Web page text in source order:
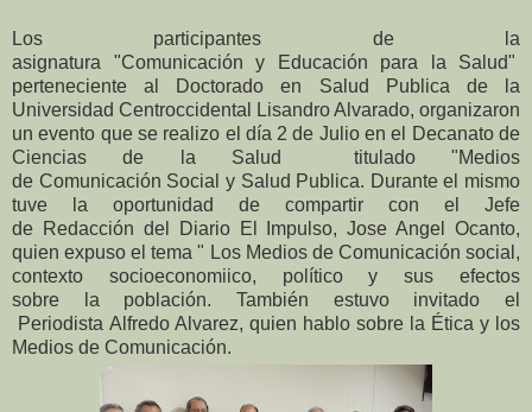
Los participantes de la
asignatura "Comunicación y Educación para la Salud"
perteneciente al Doctorado en Salud Publica de la
Universidad Centroccidental Lisandro Alvarado, organizaron
un evento que se realizo el día 2 de Julio en el Decanato de
Ciencias de la Salud titulado "Medios
de Comunicación Social y Salud Publica. Durante el mismo
tuve la oportunidad de compartir con el Jefe
de Redacción del Diario El Impulso, Jose Angel Ocanto,
quien expuso el tema " Los Medios de Comunicación social,
contexto socioeconomiico, político y sus efectos
sobre la población. También estuvo invitado el
Periodista Alfredo Alvarez, quien hablo sobre la Ética y los
Medios de Comunicación.